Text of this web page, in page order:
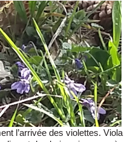
l’arrivée des violettes. Viola